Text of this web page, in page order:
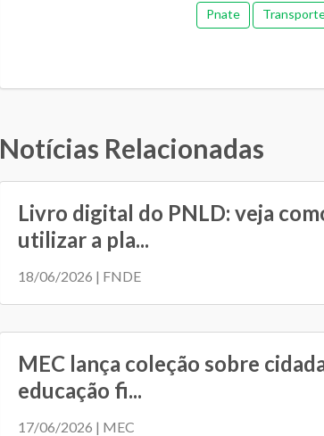
Pnate
Notícias Relacionadas
Livro digital do PNLD: veja
utilizar a pla...
18/06/2026 | FNDE
MEC lança coleção sobre
educação fi...
17/06/2026 | MEC